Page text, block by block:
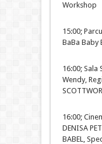
Workshop
15:00;
BaBa Baby
16:00; Sala
Wendy,
16:00;
DENISA
BABEL,